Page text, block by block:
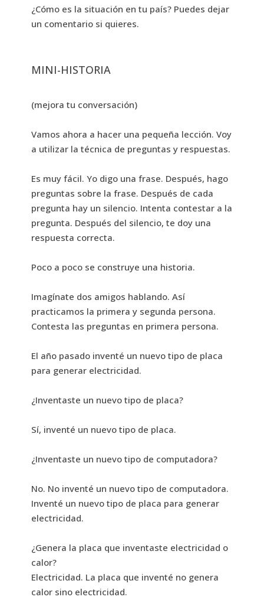
¿Cómo es la situación en tu país? Puedes dejar
un comentario si quieres.
MINI-HISTORIA
(mejora tu conversación)
Vamos ahora a hacer una pequeña lección. Voy
a utilizar la técnica de preguntas y respuestas.
Es muy fácil. Yo digo una frase. Después, hago
preguntas sobre la frase. Después de cada
pregunta hay un silencio. Intenta contestar a la
pregunta. Después del silencio, te doy una
respuesta correcta.
Poco a poco se construye una historia.
Imagínate dos amigos hablando. Así
practicamos la primera y segunda persona.
Contesta las preguntas en primera persona.
El año pasado inventé un nuevo tipo de placa
para generar electricidad.
¿Inventaste un nuevo tipo de placa?
Sí, inventé un nuevo tipo de placa.
¿Inventaste un nuevo tipo de computadora?
No. No inventé un nuevo tipo de computadora.
Inventé un nuevo tipo de placa para generar
electricidad.
¿Genera la placa que inventaste electricidad o
calor?
Electricidad. La placa que inventé no genera
calor sino electricidad.